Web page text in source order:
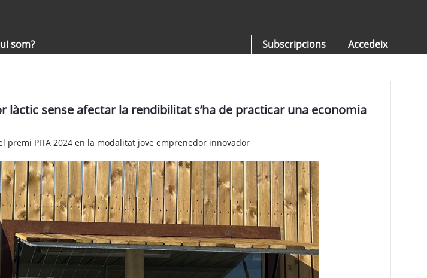
som? Subscripcions Accedeix
làctic sense afectar la rendibilitat s’ha de practicar una economia
premi PITA 2024 en la modalitat jove emprenedor innovador